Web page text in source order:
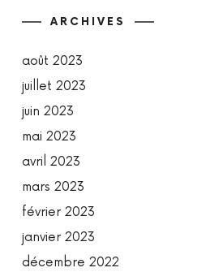
ARCHIVES
août 2023
juillet 2023
juin 2023
mai 2023
avril 2023
mars 2023
février 2023
janvier 2023
décembre 2022